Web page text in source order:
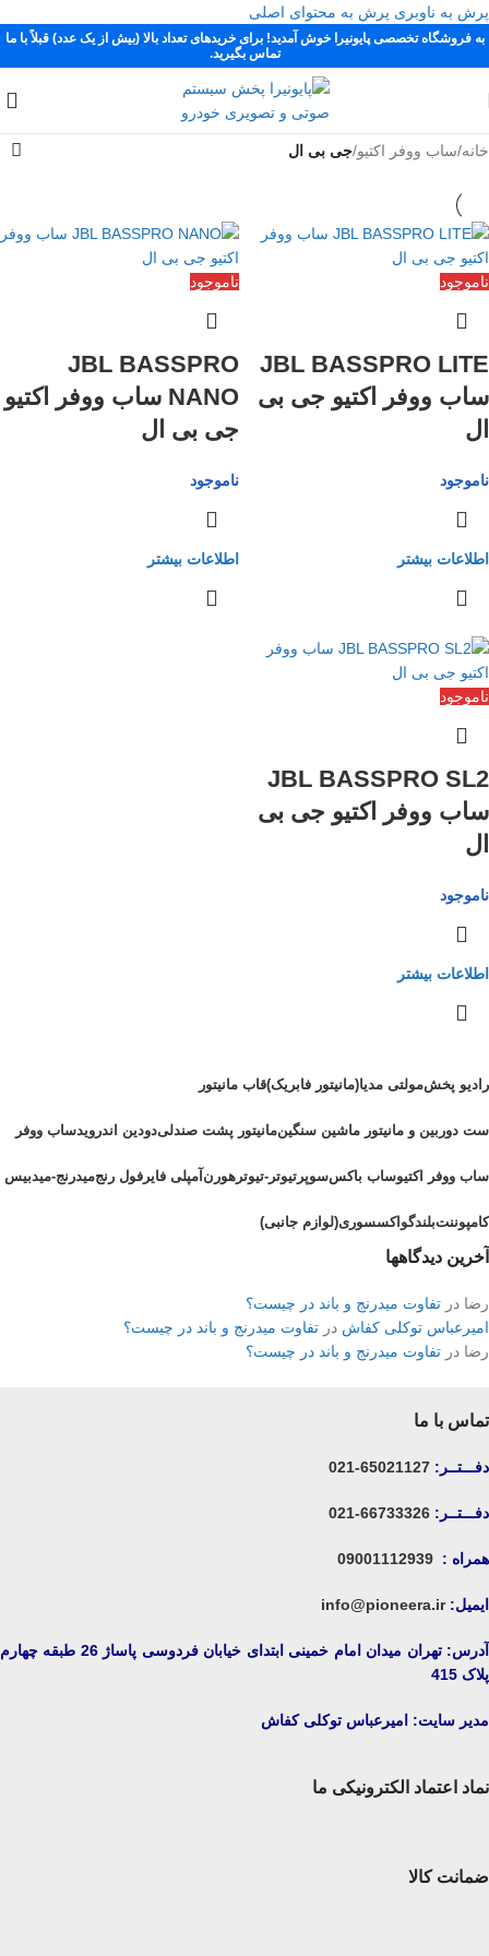
پرش به ناوبری پرش به محتوای اصلی
به فروشگاه تخصصی پایونیرا خوش آمدید! برای خریدهای تعداد بالا (بیش از یک عدد) قبلاً با ما
تماس بگیرید.
رادیو پخشمولتی مدیا(مانیتور فابریک)قاب مانیتور
ست دوربین و مانیتور ماشین سنگینمانیتور پشت صندلیدودین اندرویدساب ووفر
ساب ووفر اکتیوساب باکسسوپرتیوتر-تیوتر هورن آمپلی فایر فول رنجمیدرنج-میدبیس
کامپوننتبلندگو اکسسوری(لوازم جانبی)
آخرین دیدگاهها
رضا در تفاوت میدرنج و باند در چیست؟
امیرعباس توکلی کفاش در تفاوت میدرنج و باند در چیست؟
رضا در تفاوت میدرنج و باند در چیست؟
خانه/ساب ووفر اکتیو/جی بی ال
ناموجود
JBL BASSPRO LITE
ساب ووفر اکتیو جی بی
ال
ناموجود
اطلاعات بیشتر
ناموجود
JBL BASSPRO
NANO ساب ووفر اکتیو
جی بی ال
ناموجود
اطلاعات بیشتر
ناموجود
JBL BASSPRO SL2
ساب ووفر اکتیو جی بی
ال
ناموجود
اطلاعات بیشتر
تماس با ما
دفـــتــر: 65021127-021
دفـــتــر: 66733326-021
همراه : 09001112939
ایمیل:info@pioneera.ir
آدرس: تهران میدان امام خمینی ابتدای خیابان فردوسی پاساژ 26 طبقه چهارم
پلاک 415
مدیر سایت: امیرعباس توکلی کفاش
نماد اعتماد الکترونیکی ما
ضمانت کالا